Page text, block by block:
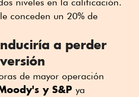
conceden un 20% de
a perder
de mayor operación
y S&P ya